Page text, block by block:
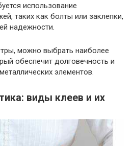
использование
таких как болты или заклепки,
надежности.
можно выбрать наиболее
обеспечит долговечность и
элементов.
виды клеев и их